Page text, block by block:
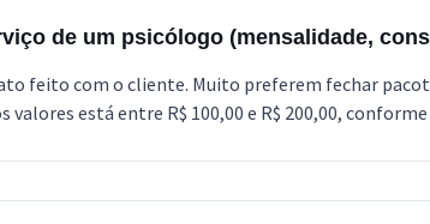
de um psicólogo (mensalidade,
feito com o cliente. Muito preferem fechar
valores está entre R$ 100,00 e R$ 200,00,